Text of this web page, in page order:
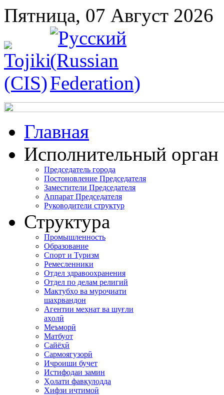
Пятница, 07 Август 2026
Главная
Исполнительный орган
Председатель города
Постоновление Председателя
Заместители Председателя
Аппарат Председателя
Руководители структур
Структура
Промышленность
Образование
Спорт и Туризм
Ремесленники
Отдел здравоохранения
Отдел по делам религий
Мактубҳо ва муроҷиати
шаҳрвандон
Агентии меҳнат ва шуғли
аҳолӣ
Меъморӣ
Матбуот
Сайёҳӣ
Сармоягузорӣ
Иҷроиши буҷет
Истифодаи замин
Ҳолати фавқулодда
Хифзи иҷтимоӣ